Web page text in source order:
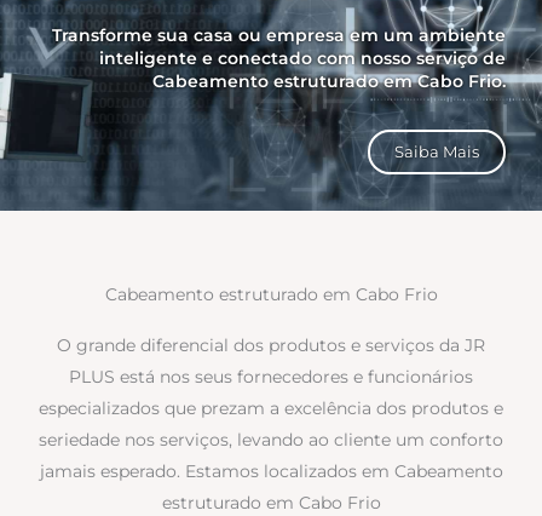
Transforme sua casa ou empresa em um ambiente
inteligente e conectado com nosso serviço de
Cabeamento estruturado em Cabo Frio.
Saiba Mais
Cabeamento estruturado em Cabo Frio
O grande diferencial dos produtos e serviços da JR
PLUS está nos seus fornecedores e funcionários
especializados que prezam a excelência dos produtos e
seriedade nos serviços, levando ao cliente um conforto
jamais esperado. Estamos localizados em Cabeamento
estruturado em Cabo Frio